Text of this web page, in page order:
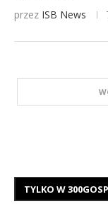
przez ISB News
TYLKO W